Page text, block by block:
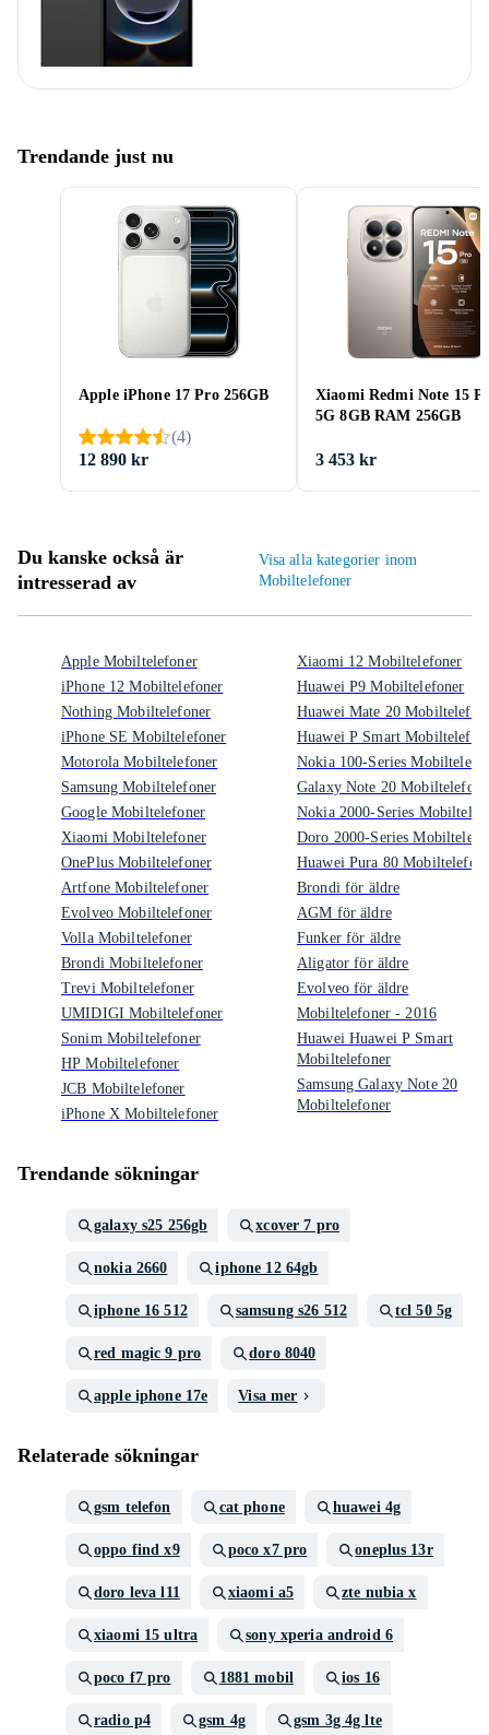
Trendande just nu
Apple iPhone 17 Pro 256GB
(4)
12 890 kr
Xiaomi Redmi Note 15
5G 8GB RAM 256GB
3 453 kr
Du kanske också är
intresserad av
Visa alla kategorier inom
Mobiltelefoner
Apple Mobiltelefoner
iPhone 12 Mobiltelefoner
Nothing Mobiltelefoner
iPhone SE Mobiltelefoner
Motorola Mobiltelefoner
Samsung Mobiltelefoner
Google Mobiltelefoner
Xiaomi Mobiltelefoner
OnePlus Mobiltelefoner
Artfone Mobiltelefoner
Evolveo Mobiltelefoner
Volla Mobiltelefoner
Brondi Mobiltelefoner
Trevi Mobiltelefoner
UMIDIGI Mobiltelefoner
Sonim Mobiltelefoner
HP Mobiltelefoner
JCB Mobiltelefoner
iPhone X Mobiltelefoner
Xiaomi 12 Mobiltelefoner
Huawei P9 Mobiltelefoner
Huawei Mate 20
Huawei P Smart
Nokia 100-Series
Galaxy Note 20
Nokia 2000-Series
Doro 2000-Series
Huawei Pura 80
Brondi för äldre
AGM för äldre
Funker för äldre
Aligator för äldre
Evolveo för äldre
Mobiltelefoner - 2016
Huawei Huawei P Smart
Mobiltelefoner
Samsung Galaxy Note 20
Mobiltelefoner
Trendande sökningar
galaxy s25 256gb xcover 7 pro
nokia 2660 iphone 12 64gb
iphone 16 512 samsung s26 512 tcl 50 5g
red magic 9 pro doro 8040
apple iphone 17e Visa mer
Relaterade sökningar
gsm telefon cat phone huawei 4g
oppo find x9 poco x7 pro oneplus 13r
doro leva l11 xiaomi a5 zte nubia x
xiaomi 15 ultra sony xperia android 6
poco f7 pro 1881 mobil ios 16
radio p4 gsm 4g gsm 3g 4g lte